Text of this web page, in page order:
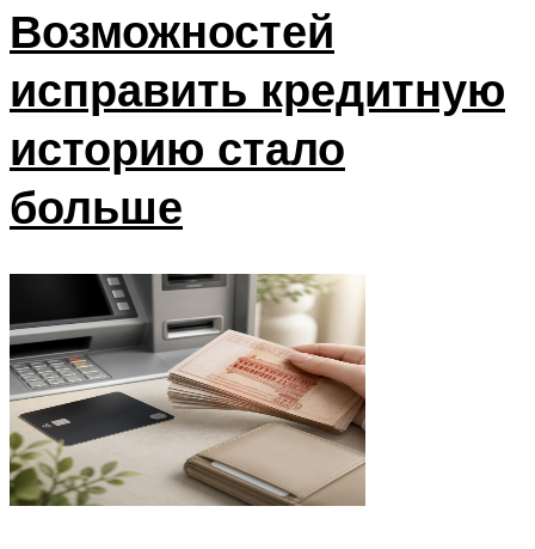
Возможностей
исправить кредитную
историю стало
больше